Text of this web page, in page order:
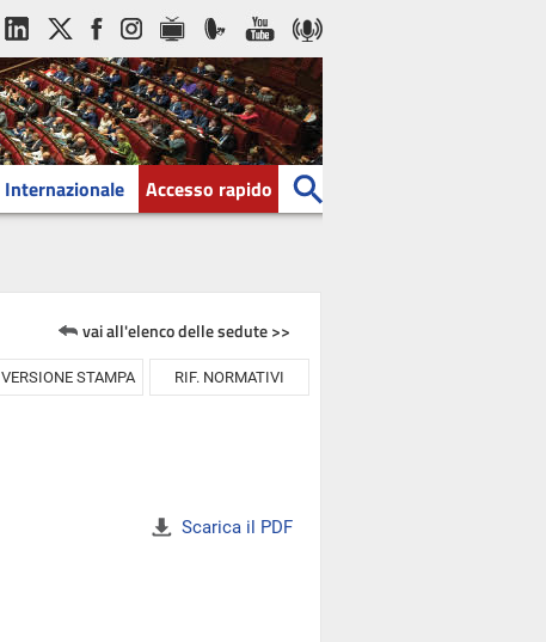
Internazionale Accesso rapido
vai all'elenco delle sedute >>
VERSIONE STAMPA RIF. NORMATIVI
Scarica il PDF